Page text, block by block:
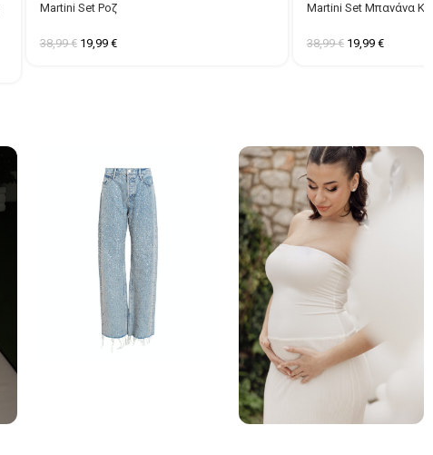
Martini Set Ροζ
38,99€ 19,99 €
Martini Set Μπανάνα
38,99€ 19,99 €